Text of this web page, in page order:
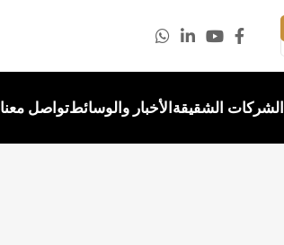
الشركات الشقيقةالأخبار والوسائطتواصل معنا